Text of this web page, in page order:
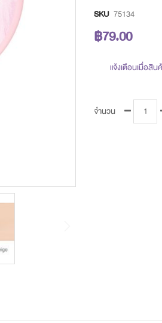
SKU 75134
฿79.00
แจ้งเตือนเมื่อสิ
จำนวน